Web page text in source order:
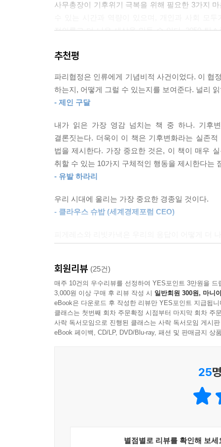
낙관은 결코 임무 달성에 따른 결과가 아니다. 그
합의문에 담긴 새로운 관점은 배출 감축이 그야
한 길임을 깨닫자는 것이었다. 경쟁이 아닌 공동
을 누릴 수 있게 하자는 마음가짐의 변화가 합의
길이 열렸다.
그 미래는 아득한 꿈이 아니다. 이미 이루어지고
아니라, 이미 다가오고 있다. 비록 살아생전에 그
리가 들린다.”
--- p.107, 「7장 철저한 재생」 중에서
우리가 요청하는 열 가지 행동은 화석연료에서
더 공정한 경제체제를 이루자는 요청이기도 하다.
한꺼번에 다루지 않으면 안 된다.
--- p.116, 「8장 우리가 해야 할 일」 중에서
우리는 변화를 어려워한다. 원래 알던 것을 손에
마찬가지다. 영국에서 있었던, 육상 풍력 터빈에
가스, 그리고 다른 재생에너지원보다 저렴하다」
의견을 정할 때는 그 근거가 사실인지 허구인지
사무총장이 기후위기 극복을 위해 필요한 3가지
정의롭고 더 나은 세상을 만들 수 있다. 2050 탄
책이기도 하다. 독자들의 이해를 돕고자 부록으로
파리협정의 주역이 들려주는
기후위기 극복을 위한 포괄적인 가이드
2015년 12월 12일, 파리에서 열린 유엔기후변화
통과시키고 파리협정에 서명함으로써, 1997년에
온실가스 감축 의무를 부과했던 교토의정서와
상당히 낮은 수준으로 유지하고, 1.5℃로 제한하
노력에 참여하도록 한 것이다. 아울러 5년마다
바로 그 파리협정 체결의 주역들이 《한배를
사무국과 탄소정보공개 프로젝트에서 오랜 시간
두 가지 시나리오
책은 먼저 인류가 처한 위기의 현실을 짚어본다.
폭을 최대한 억제해 파국을 면할 수는 있다. 나
가능하다. 우리에게는 기후변화를 해결할 기술과
1부에서는 책에서는 파리협정에서 제시한 이러
때는 2050년이다. 각국은 2015년에 제출한 목표
3℃ 이상 오르리라 예측된다. 가장 먼저 실감할
심각하다. 눈에서 눈물이 자주 난다. 기침이 좀처
주민들에게 또 하나 희소식은, 전기철도가 내
추천평
파리협정은 인류에게 기념비적 사건이었다. 이 협
하는지, 어떻게 그럴 수 있는지를 보여준다. 널리
- 제인 구달
내가 읽은 가장 영감 넘치는 책 중 하나. 기후
결론짓는다. 더욱이 이 책은 기후변화라는 실존
법을 제시한다. 가장 중요한 것은, 이 책이 매우
취할 수 있는 10가지 구체적인 행동을 제시한다는
- 유발 하라리
우리 시대에 울리는 가장 중요한 경종일 것이다.
- 클라우스 슈밥 (세계경제포럼 CEO)
모든 사람이 이 책을 읽고 그 메시지에 유념하길 촉
- 반기문
이 책을 읽으라.
- 마이클 맨 (기후과학자)
우리 모두에게 주는 강력한 경고이자 희망찬 지침
- Leonardo DiCaprio (영화배우)
회원리뷰 (25건)
매주 10건의 우수리뷰를 선정하여 YES포인트 3만원을 드
3,000원 이상 구매 후 리뷰 작성 시 일반회원 300원, 마니
eBook은 다운로드 후 작성한 리뷰만 YES포인트 지급됩니
클래스는 첫번째 회차 주문확정 시점부터 마지막 회차 주
사락 독서모임으로 진행된 클래스는 사락 독서모임 게시
eBook 페이백, CD/LP, DVD/Blu-ray, 패션 및 판매금지 상
25
별점별로 리뷰를 확인해 보세